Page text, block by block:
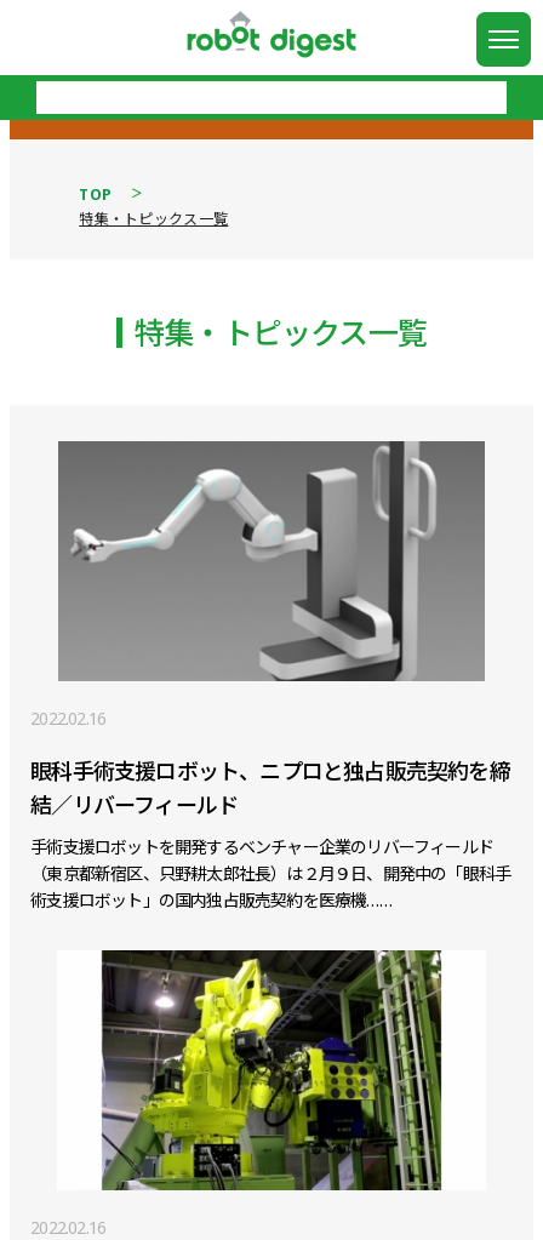
TOP
特集・トピックス一覧
特集・トピックス一覧
2022.02.16
眼科手術支援ロボット、ニプロと独占販売契約を締
結／リバーフィールド
手術支援ロボットを開発するベンチャー企業のリバーフィールド
（東京都新宿区、只野耕太郎社長）は２月９日、開発中の「眼科手
術支援ロボット」の国内独占販売契約を医療機……
2022.02.16